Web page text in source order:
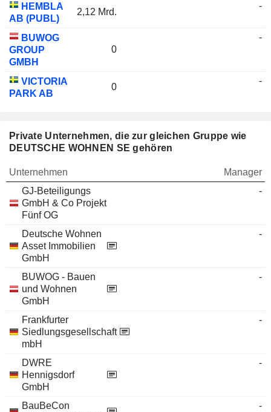
HEMBLA
AB (PUBL)
2,12 Mrd.
-
BUWOG
GROUP
GMBH
0
-
VICTORIA
PARK AB
0
-
Private Unternehmen, die zur gleichen Gruppe wie
DEUTSCHE WOHNEN SE gehören
Unternehmen
Manager
GJ-Beteiligungs
GmbH & Co Projekt
Fünf OG
-
Deutsche Wohnen
Asset Immobilien
GmbH
-
BUWOG - Bauen
und Wohnen
GmbH
-
Frankfurter
Siedlungsgesellschaft
mbH
-
DWRE
Hennigsdorf
GmbH
-
BauBeCon
-